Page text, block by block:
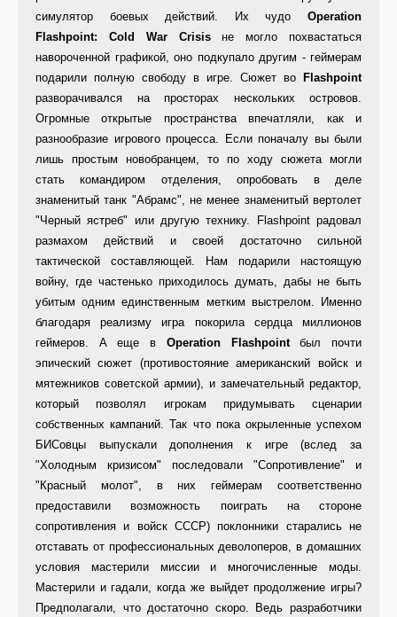
симулятор боевых действий. Их чудо Operation
Flashpoint: Cold War Crisisне могло похвастаться
навороченной графикой, оно подкупало другим - геймерам
подарили полную свободу в игре. Сюжет во
Flashpoint
разворачивался на просторах нескольких островов.
Огромные открытые пространства впечатляли, как и
разнообразие игрового процесса. Если поначалу вы были
лишь простым новобранцем, то по ходу сюжета могли
стать командиром отделения, опробовать в деле
знаменитый танк "Абрамс", не менее знаменитый вертолет
"Черный ястреб" или другую технику. Flashpoint радовал
размахом действий и своей достаточно сильной
тактической составляющей. Нам подарили настоящую
войну, где частенько приходилось думать, дабы не быть
убитым одним единственным метким выстрелом. Именно
благодаря реализму игра покорила сердца миллионов
геймеров. А еще в Operation Flashpointбыл почти
эпический сюжет (противостояние американский войск и
мятежников советской армии), и замечательный редактор,
который позволял игрокам придумывать сценарии
собственных кампаний. Так что пока окрыленные успехом
БИСовцы выпускали дополнения к игре (вслед за
"Холодным кризисом" последовали "Сопротивление" и
"Красный молот", в них геймерам соответственно
предоставили возможность поиграть на стороне
сопротивления и войск СССР) поклонники старались не
отставать от профессиональных деволоперов, в домашних
условия мастерили миссии и многочисленные моды.
Мастерили и гадали, когда же выйдет продолжение игры?
Предполагали, что достаточно скоро. Ведь разработчики